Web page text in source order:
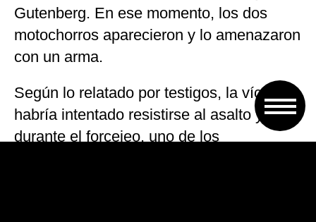
Gutenberg. En ese momento, los dos
motochorros aparecieron y lo amenazaron
con un arma.
Según lo relatado por testigos, la víctima
habría intentado resistirse al asalto y,
durante el forcejeo, uno de los